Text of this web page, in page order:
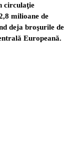
circulaţie
milioane de
deja broşurile de
Europeană.